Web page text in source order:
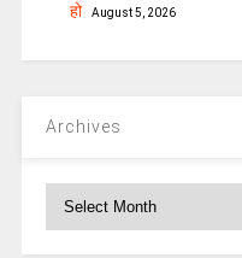
हो
August 5, 2026
Archives
Archives